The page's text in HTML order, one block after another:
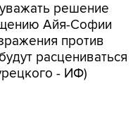
решение
Айя-Софии
против
расцениваться
- ИФ)